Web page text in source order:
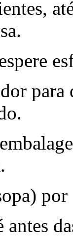
para
por